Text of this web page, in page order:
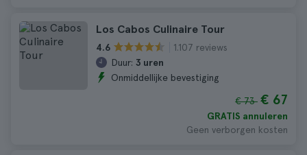
Los Cabos Culinaire Tour
4.6
1.107 reviews
Duur: 3 uren
Onmiddellijke bevestiging
€ 73 € 67
GRATIS annuleren
Geen verborgen kosten